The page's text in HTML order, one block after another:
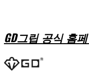
GD그립 공식 홈